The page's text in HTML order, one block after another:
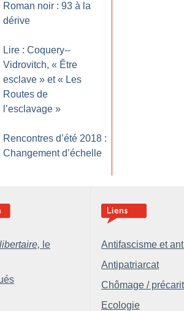
Roman noir : 93 à la
dérive
Lire : Coquery-­
Vidrovitch, « Être
esclave » et « Les
Routes de
l’esclavage »
Rencontres d’été 2018 :
Changement d’échelle
le
Antifascisme et
Antipatriarcat
Chômage /
Ecologie